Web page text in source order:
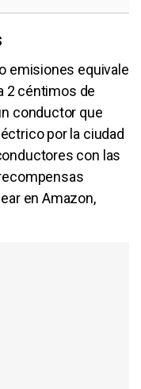
emisiones equivale
2 céntimos de
conductor que
por la ciudad
con las
en Amazon,